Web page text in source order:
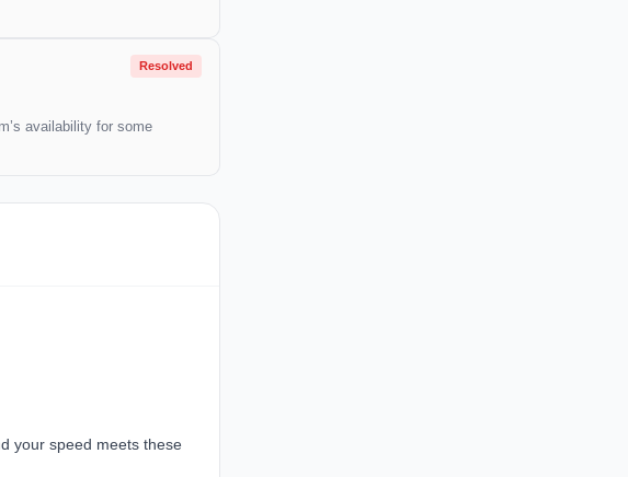
Resolved
availability for some
your speed meets these